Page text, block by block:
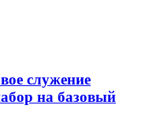
служение
на базовый